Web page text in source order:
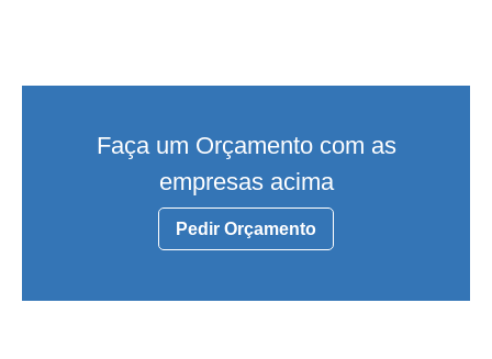
Faça um Orçamento com as
empresas acima
Pedir Orçamento